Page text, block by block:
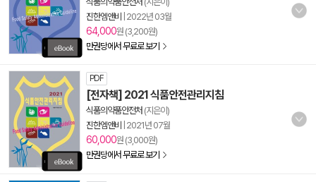
진한엠앤비
2022년 03월
64,000원 (3,200원)
만권당에서 무료로 보기
PDF
[전자책] 2021 식품안전관리지침
식품의약품안전처 (지은이)
진한엠앤비
2021년 07월
60,000원 (3,000원)
만권당에서 무료로 보기